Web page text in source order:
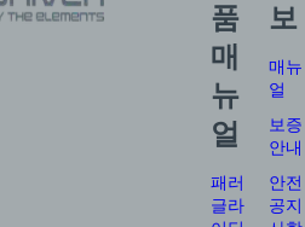
품
매
뉴
얼
패러
글라
보
매뉴
얼
보증
안내
안전
공지